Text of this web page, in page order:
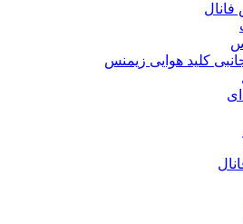
فانال
کلید هوایی زیمنس